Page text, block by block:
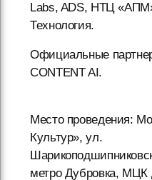
Labs, ADS, НТЦ
Технология.
Официальные
CONTENT AI.
Место проведения:
Культур», ул.
метро Дубровка, МЦК